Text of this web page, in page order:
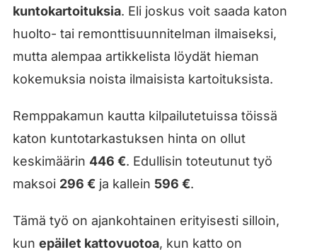
kuntokartoituksia. Eli joskus voit saada katon
huolto- tai remonttisuunnitelman ilmaiseksi,
mutta alempaa artikkelista löydät hieman
kokemuksia noista ilmaisista kartoituksista.
Remppakamun kautta kilpailutetuissa töissä
katon kuntotarkastuksen hinta on ollut
keskimäärin 446 €. Edullisin toteutunut työ
maksoi 296 € ja kallein 596 €.
Tämä työ on ajankohtainen erityisesti silloin,
kun epäilet kattovuotoa, kun katto on